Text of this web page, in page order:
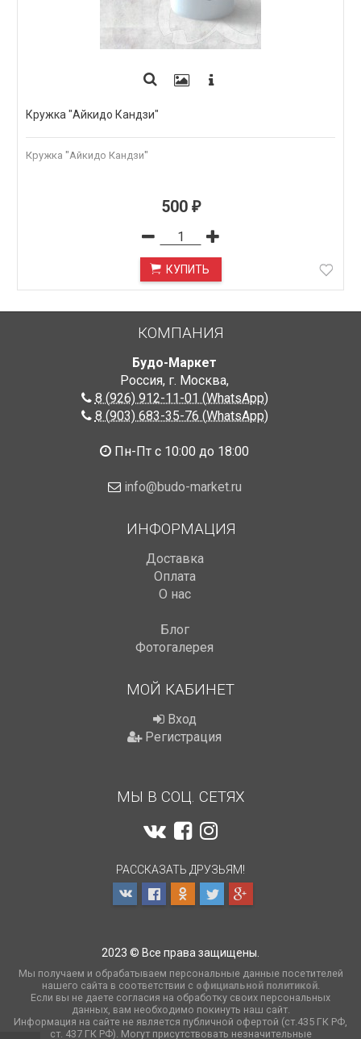
Кружка "Айкидо Кандзи"
Кружка "Айкидо Кандзи"
500 ₽
КУПИТЬ
КОМПАНИЯ
Будо-Маркет
Россия, г. Москва,
8 (926) 912-11-01 (WhatsApp)
8 (903) 683-35-76 (WhatsApp)
Пн-Пт с 10:00 до 18:00
info@budo-market.ru
ИНФОРМАЦИЯ
Доставка
Оплата
О нас
Блог
Фотогалерея
МОЙ КАБИНЕТ
Вход
Регистрация
МЫ В СОЦ. СЕТЯХ
РАССКАЗАТЬ ДРУЗЬЯМ!
2023 © Все права защищены.
Мы получаем и обрабатываем персональные данные посетителей
нашего сайта в соответствии с официальной политикой.
Если вы не даете согласия на обработку своих персональных
данных, вам необходимо покинуть наш сайт.
Информация на сайте не является публичной офертой (ст.435 ГК РФ,
cт. 437 ГК РФ). Могут присутствовать незначительные